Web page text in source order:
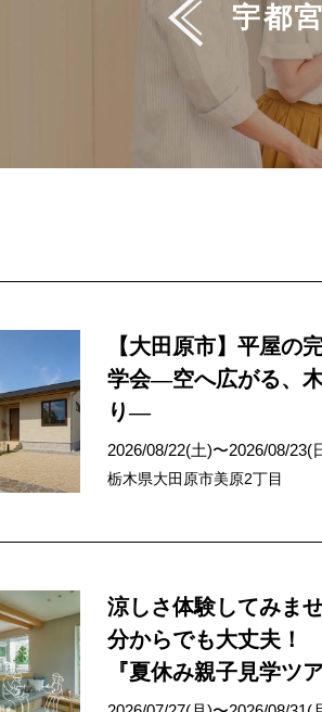
宇都
【大田原市】平屋の
学会―空へ広がる、
り―
2026/08/22(土)〜2026/08/23(
栃木県大田原市美原2丁目
涼しさ体験してみま
分からでも大丈夫！
『夏休み親子見学ツ